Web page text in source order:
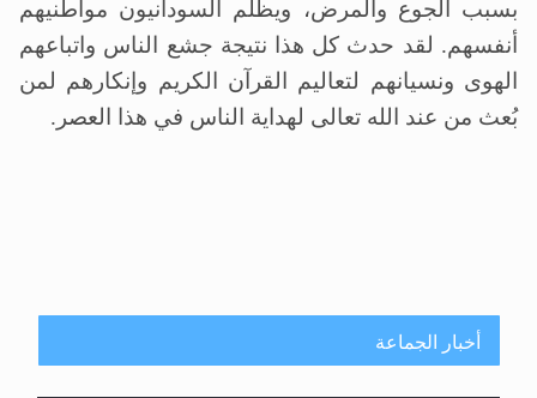
بسبب الجوع والمرض، ويظلم السودانيون مواطنيهم
أنفسهم. لقد حدث كل هذا نتيجة جشع الناس واتباعهم
الهوى ونسيانهم لتعاليم القرآن الكريم وإنكارهم لمن
بُعث من عند الله تعالى لهداية الناس في هذا العصر.
أخبار الجماعة